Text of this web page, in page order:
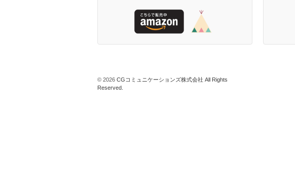
© 2026 CGコミュニケーションズ株式会社 All Rights
Reserved.